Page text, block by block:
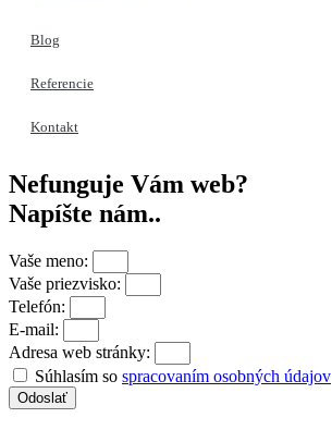
Blog
Referencie
Kontakt
Nefunguje Vám web?
Napíšte nám..
Vaše meno:
Vaše priezvisko:
Telefón:
E-mail:
Adresa web stránky:
Súhlasím so spracovaním osobných údajov
Odoslať